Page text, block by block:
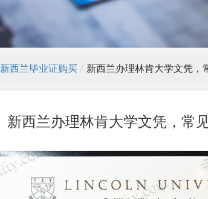
新西兰毕业证购买 / 新西兰办理林肯大学文凭，
新西兰办理林肯大学文凭，常